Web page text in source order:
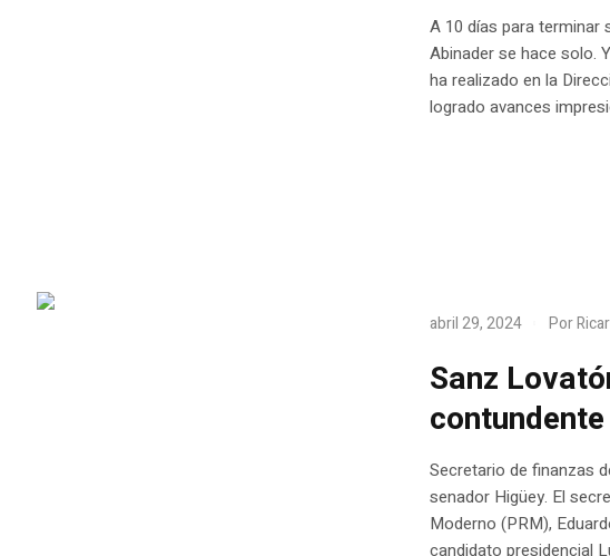
A 10 días para terminar
Abinader se hace solo.
ha realizado en la
logrado avances
abril 29, 2024 Por
Sanz
Secretario de finanzas
senador Higüey. El
Moderno (PRM),
candidato presidencial